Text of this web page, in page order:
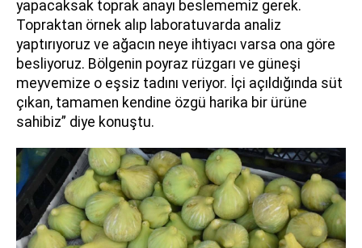
yapacaksak toprak anayı beslememiz gerek.
Topraktan örnek alıp laboratuvarda analiz
yaptırıyoruz ve ağacın neye ihtiyacı varsa ona göre
besliyoruz. Bölgenin poyraz rüzgarı ve güneşi
meyvemize o eşsiz tadını veriyor. İçi açıldığında süt
çıkan, tamamen kendine özgü harika bir ürüne
sahibiz” diye konuştu.